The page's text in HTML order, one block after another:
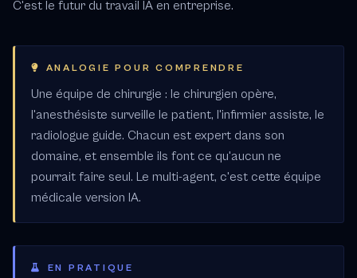
C'est le futur du travail IA en entreprise.
ANALOGIE POUR COMPRENDRE
Une équipe de chirurgie : le chirurgien opère,
l'anesthésiste surveille le patient, l'infirmier assiste, le
radiologue guide. Chacun est expert dans son
domaine, et ensemble ils font ce qu'aucun ne
pourrait faire seul. Le multi-agent, c'est cette équipe
médicale version IA.
EN PRATIQUE